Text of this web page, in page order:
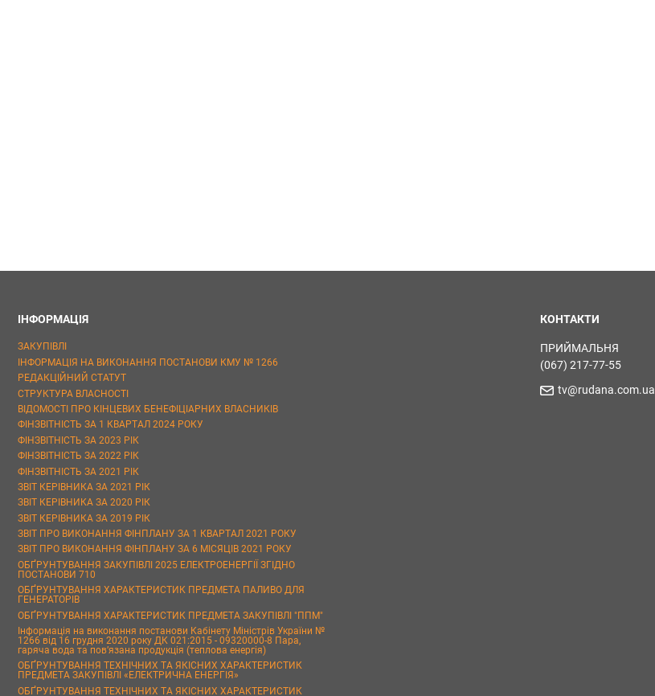
ІНФОРМАЦІЯ
ЗАКУПІВЛІ
ІНФОРМАЦІЯ НА ВИКОНАННЯ ПОСТАНОВИ КМУ № 1266
РЕДАКЦІЙНИЙ СТАТУТ
СТРУКТУРА ВЛАСНОСТІ
ВІДОМОСТІ ПРО КІНЦЕВИХ БЕНЕФІЦІАРНИХ ВЛАСНИКІВ
ФІНЗВІТНІСТЬ ЗА 1 КВАРТАЛ 2024 РОКУ
ФІНЗВІТНІСТЬ ЗА 2023 РІК
ФІНЗВІТНІСТЬ ЗА 2022 РІК
ФІНЗВІТНІСТЬ ЗА 2021 РІК
ЗВІТ КЕРІВНИКА ЗА 2021 РІК
ЗВІТ КЕРІВНИКА ЗА 2020 РІК
ЗВІТ КЕРІВНИКА ЗА 2019 РІК
ЗВІТ ПРО ВИКОНАННЯ ФІНПЛАНУ ЗА 1 КВАРТАЛ 2021 РОКУ
ЗВІТ ПРО ВИКОНАННЯ ФІНПЛАНУ ЗА 6 МІСЯЦІВ 2021 РОКУ
ОБҐРУНТУВАННЯ ЗАКУПІВЛІ 2025 ЕЛЕКТРОЕНЕРГІЇ ЗГІДНО
ПОСТАНОВИ 710
ОБҐРУНТУВАННЯ ХАРАКТЕРИСТИК ПРЕДМЕТА ПАЛИВО ДЛЯ
ГЕНЕРАТОРІВ
ОБҐРУНТУВАННЯ ХАРАКТЕРИСТИК ПРЕДМЕТА ЗАКУПІВЛІ "ППМ"
Інформація на виконання постанови Кабінету Міністрів України №
1266 від 16 грудня 2020 року ДК 021:2015 - 09320000-8 Пара,
гаряча вода та пов’язана продукція (теплова енергія)
ОБҐРУНТУВАННЯ ТЕХНІЧНИХ ТА ЯКІСНИХ ХАРАКТЕРИСТИК
ПРЕДМЕТА ЗАКУПІВЛІ «ЕЛЕКТРИЧНА ЕНЕРГІЯ»
ОБҐРУНТУВАННЯ ТЕХНІЧНИХ ТА ЯКІСНИХ ХАРАКТЕРИСТИК
КОНТАКТИ
ПРИЙМАЛЬНЯ
(067) 217-77-55
tv@rudana.com.ua